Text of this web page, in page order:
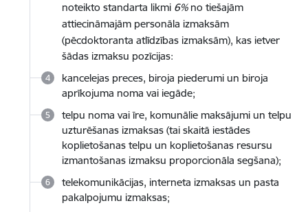
noteikto standarta likmi 6% no tiešajām
attiecināmajām personāla izmaksām
(pēcdoktoranta atlīdzības izmaksām), kas ietver
šādas izmaksu pozīcijas:
kancelejas preces, biroja piederumi un biroja
aprīkojuma noma vai iegāde;
telpu noma vai īre, komunālie maksājumi un telpu
uzturēšanas izmaksas (tai skaitā iestādes
koplietošanas telpu un koplietošanas resursu
izmantošanas izmaksu proporcionāla segšana);
telekomunikācijas, interneta izmaksas un pasta
pakalpojumu izmaksas;